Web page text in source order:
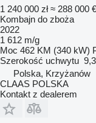
1 240 000 zł ≈ 288 000 €
Kombajn do zboża
2022
1 612 m/g
Moc 462 KM (340 kW)
Szerokość uchwytu
Polska, Krzyżanów
CLAAS POLSKA
Kontakt z dealerem